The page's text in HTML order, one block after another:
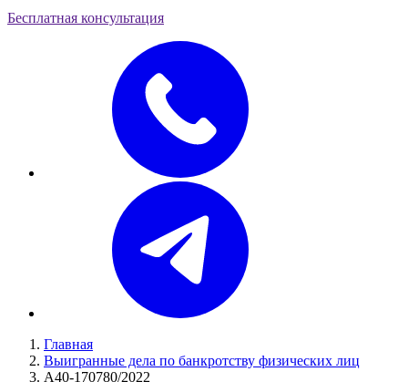
Бесплатная консультация
Главная
Выигранные дела по банкротству физических лиц
А40-170780/2022